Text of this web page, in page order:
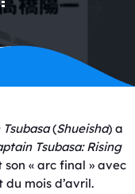
(Shueisha) a
Tsubasa: Rising
« arc final » avec
mois d’avril.